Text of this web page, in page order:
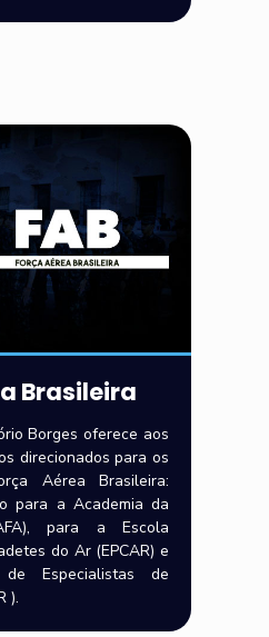
Brasileira
Borges oferece aos
direcionados para os
Aérea Brasileira:
para a Academia da
para a Escola
do Ar (EPCAR) e
Especialistas de
).